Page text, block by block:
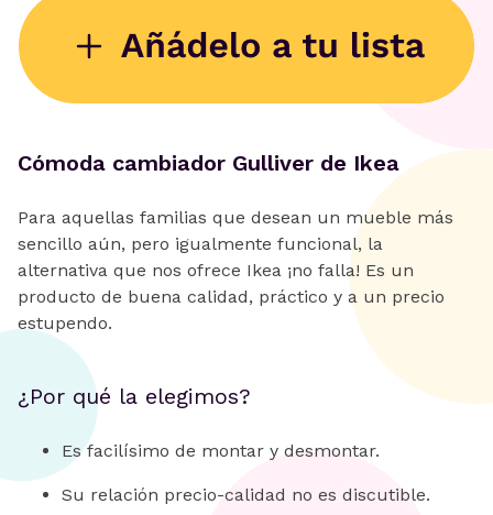
Cómoda cambiador Gulliver de Ikea
Para aquellas familias que desean un mueble más
sencillo aún, pero igualmente funcional, la
alternativa que nos ofrece Ikea ¡no falla! Es un
producto de buena calidad, práctico y a un precio
estupendo.
¿Por qué la elegimos?
Es facilísimo de montar y desmontar.
Su relación precio-calidad no es discutible.